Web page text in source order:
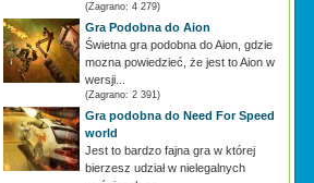
(Zagrano: 4 279)
Gra Podobna do Aion
Świetna gra podobna do Aion, gdzie
mozna powiedzieć, że jest to Aion w
wersji...
(Zagrano: 2 391)
Gra podobna do Need For Speed
world
Jest to bardzo fajna gra w której
bierzesz udział w nielegalnych